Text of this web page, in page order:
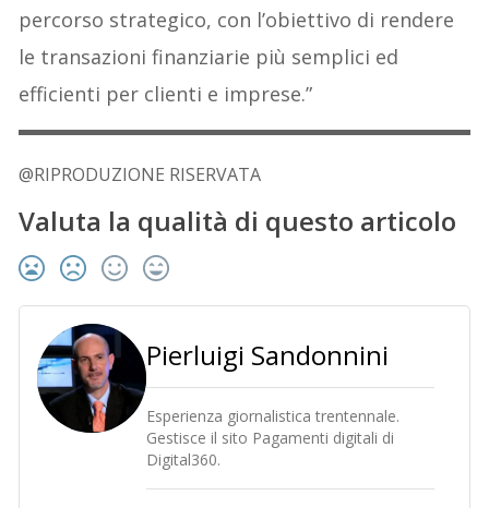
percorso strategico, con l’obiettivo di rendere
le transazioni finanziarie più semplici ed
efficienti per clienti e imprese.”
@RIPRODUZIONE RISERVATA
Valuta la qualità di questo articolo
Pierluigi Sandonnini
Esperienza giornalistica trentennale.
Gestisce il sito Pagamenti digitali di
Digital360.